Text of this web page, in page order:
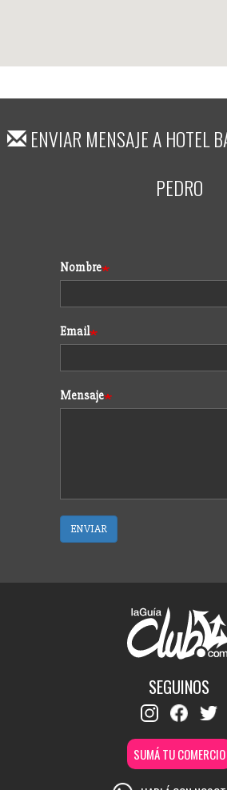
ENVIAR MENSAJE AHOTEL
PEDRO
Formulario
Nombre
Email
Mensaje
ENVIAR
SEGUINOS
SUMÁ TU COMERCIO